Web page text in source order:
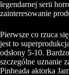
legendarnej serii
zainteresowanie
Pierwsze co rzuca
jest to
odsłony 5-10.
szczególne uznanie
Pinheada aktorka